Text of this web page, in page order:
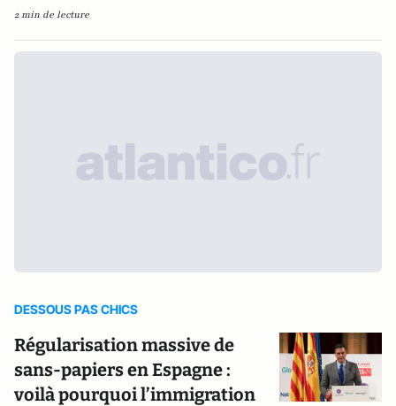
2 min de lecture
DESSOUS PAS CHICS
Régularisation massive de
sans-papiers en Espagne :
voilà pourquoi l’immigration